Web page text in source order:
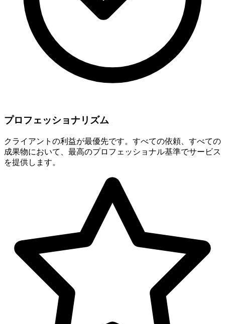
プロフェッショナリズム
クライアントの利益が最優先です。すべての依頼、すべての
成果物において、最高のプロフェッショナル基準でサービス
を提供します。